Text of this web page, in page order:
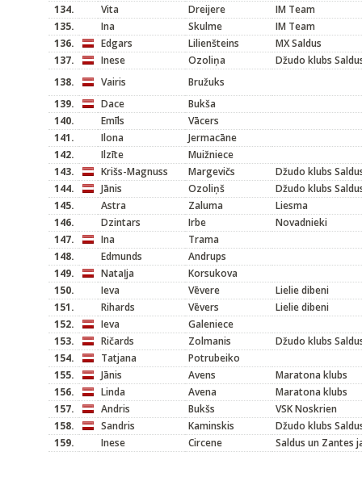
134.
Vita Dreijere
IM Team
135.
Ina Skulme
IM Team
136.
Edgars Lilienšteins
MX Saldus
137.
Inese Ozoliņa
Džudo klubs
138.
Vairis
Bružuks
139.
Dace
Bukša
140.
Emīls
Vācers
141.
Ilona
Jermacāne
142.
Ilzīte
Muižniece
143.
Krišs-Magnuss Margevičs
Džudo klubs
144.
Jānis Ozoliņš
Džudo klubs
145.
Astra Zaluma
Liesma
146.
Dzintars Irbe
Novadnieki
147.
Ina
Trama
148.
Edmunds
Andrups
149.
Nataļja
Korsukova
150.
Ieva Vēvere
Lielie dibeni
151.
Rihards Vēvers
Lielie dibeni
152.
Ieva
Galeniece
153.
Ričards Zolmanis
Džudo klubs
154.
Tatjana
Potrubeiko
155.
Jānis Avens
Maratona klubs
156.
Linda Avena
Maratona klubs
157.
Andris Bukšs
VSK Noskrien
158.
Sandris Kaminskis
Džudo klubs
159.
Inese Circene Saldus un Zantes